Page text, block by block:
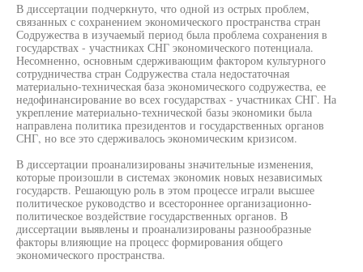
В диссертации подчеркнуто, что одной из острых проблем,
связанных с сохранением экономического пространства стран
Содружества в изучаемый период была проблема сохранения в
государствах - участниках СНГ экономического потенциала.
Несомненно, основным сдерживающим фактором культурного
сотрудничества стран Содружества стала недостаточная
материально-техническая база экономического содружества, ее
недофинансирование во всех государствах - участниках СНГ. На
укрепление материально-технической базы экономики была
направлена политика президентов и государственных органов
СНГ, но все это сдерживалось экономическим кризисом.
В диссертации проанализированы значительные изменения,
которые произошли в системах экономик новых независимых
государств. Решающую роль в этом процессе играли высшее
политическое руководство и всестороннее организационно-
политическое воздействие государственных органов. В
диссертации выявлены и проанализированы разнообразные
факторы влияющие на процесс формирования общего
экономического пространства.